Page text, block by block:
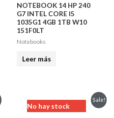
NOTEBOOK 14 HP 240
G7 INTEL CORE I5
1035G1 4GB 1TB W10
151F0LT
Notebooks
Leer más
Sale!
No hay stock
price
was:
price
is: